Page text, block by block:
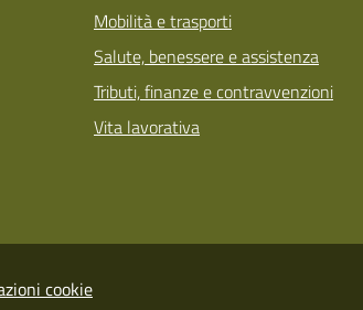
Mobilità e trasporti
Salute, benessere e assistenza
Tributi, finanze e contravvenzioni
Vita lavorativa
cookie